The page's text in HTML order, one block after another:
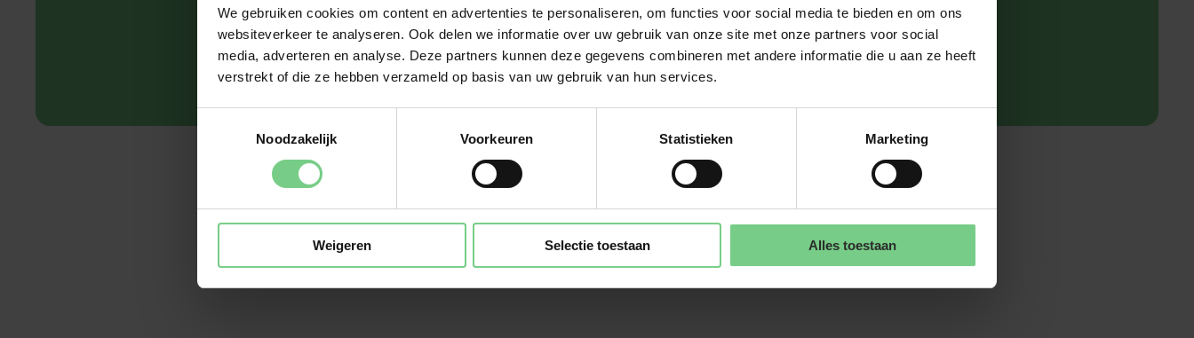
We gebruiken cookies om content en advertenties te personaliseren, om functies voor social media te bieden en om ons
websiteverkeer te analyseren. Ook delen we informatie over uw gebruik van onze site met onze partners voor social
media, adverteren en analyse. Deze partners kunnen deze gegevens combineren met andere informatie die u aan ze heeft
verstrekt of die ze hebben verzameld op basis van uw gebruik van hun services.
Noodzakelijk
Voorkeuren Statistieken Marketing
Weigeren Selectie toestaan Alles toestaan
Het is nodig voor de koppeling met onze systemen om een eenmalige betaling te doen
van €0.01. Dit is alleen noodzakelijk als je glimble ook wil gebruiken voor privéreizen, of
zakelijk gebruik wil maken van deelvervoer.